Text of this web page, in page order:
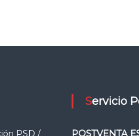
PSD /
Servicio
POSTVENTA